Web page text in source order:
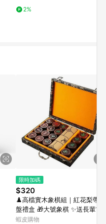
2%
限時加碼
$320
♟️高檔實木象棋組｜紅花梨帶棋
盤禮盒 🎁大號象棋 ✨送長輩首選
🌟高檔實木象棋 帶棋盤 象棋棋子
蝦皮購物